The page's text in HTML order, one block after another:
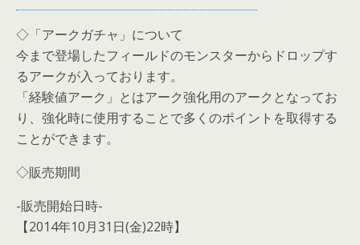
◇「アークガチャ」について
今まで登場したフィールドのモンスターからドロップす
るアークが入っております。
「経験値アーク」とはアーク強化用のアークとなってお
り、強化時に使用することで多くのポイントを取得する
ことができます。
◇販売期間
-販売開始日時-
【2014年10月31日(金)22時】